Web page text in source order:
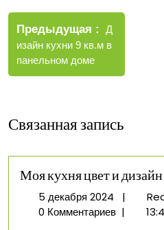
Навигация
по
записям
Предыдущая
Старые
записи
Д
изайн кухни 9 кв.м в
панельном доме
Связанная запись
Моя кухня цвет и дизайн
5 декабря 20245
декабря
|
0 Комментариев |